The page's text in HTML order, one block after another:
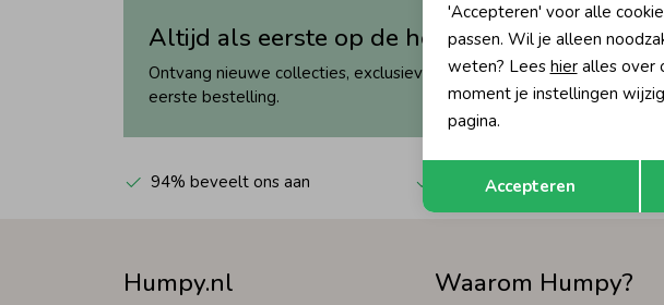
Altijd als eerste op de hoogte?
Ontvang nieuwe collecties, exclusieve acties én direct 10% korting*
eerste bestelling.
94% beveelt ons aan Automatisch sparen voor
Humpy.nl Waarom Humpy?
Terug
'Accepteren' voor alle
passen. Wil je alleen
weten? Lees hieralles over
moment je instellingen
pagina.
Accepteren